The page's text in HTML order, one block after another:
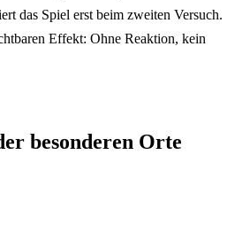
das Spiel erst beim zweiten Versuch.
Effekt: Ohne Reaktion, kein
besonderen Orte